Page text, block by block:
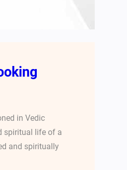
in Vedic
spiritual life of a
and spiritually